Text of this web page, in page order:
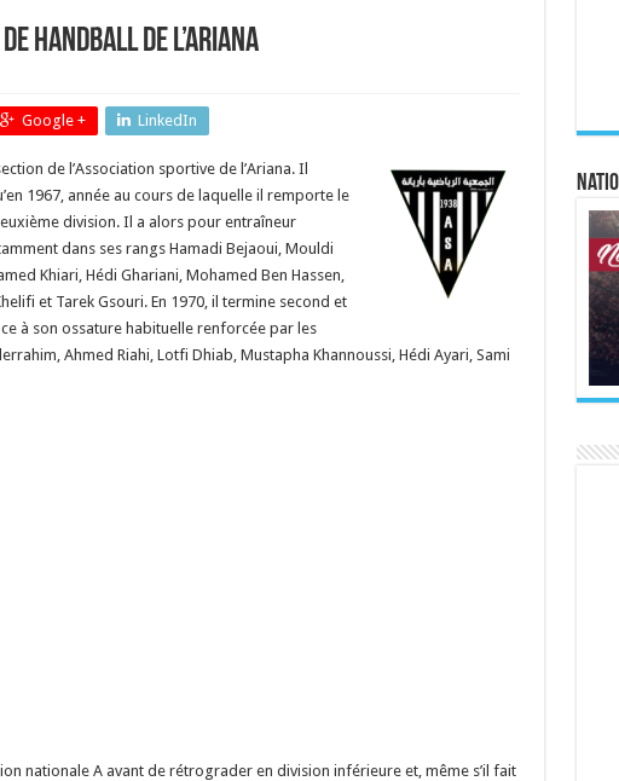
Handball de l’Ariana
Google + LinkedIn
de l’Association sportive de l’Ariana. Il
1967, année au cours de laquelle il remporte le
division. Il a alors pour entraîneur
dans ses rangs Hamadi Bejaoui, Mouldi
Khiari, Hédi Ghariani, Mohamed Ben Hassen,
et Tarek Gsouri. En 1970, il termine second et
à son ossature habituelle renforcée par les
Ahmed Riahi, Lotfi Dhiab, Mustapha Khannoussi, Hédi Ayari, Sami
nationale A avant de rétrograder en division inférieure et, même s’il fait